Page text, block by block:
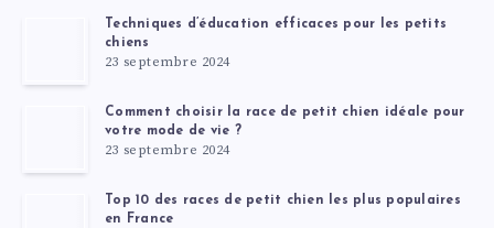
Techniques d’éducation efficaces pour les petits
chiens
23 septembre 2024
Comment choisir la race de petit chien idéale pour
votre mode de vie ?
23 septembre 2024
Top 10 des races de petit chien les plus populaires
en France